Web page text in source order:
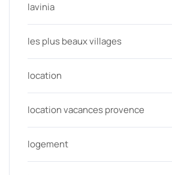
lavinia
les plus beaux villages
location
location vacances provence
logement